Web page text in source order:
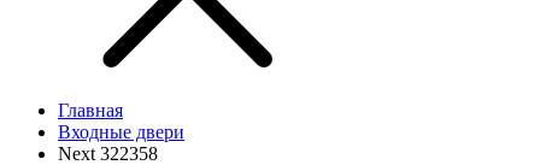
Главная
Входные двери
Next 322358